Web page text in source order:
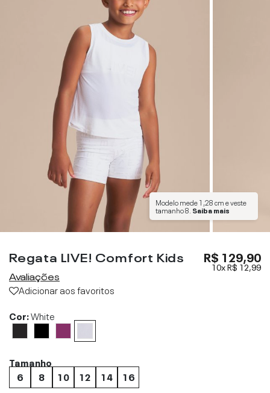
Modelo mede1,28 cme veste
tamanho8 Saiba mais
Regata LIVE! Comfort Kids
Avaliações
Adicionar aos favoritos
R$ 129,90
10xR$ 12,99
Cor:White
Tamanho
6
8 10 12 14 16